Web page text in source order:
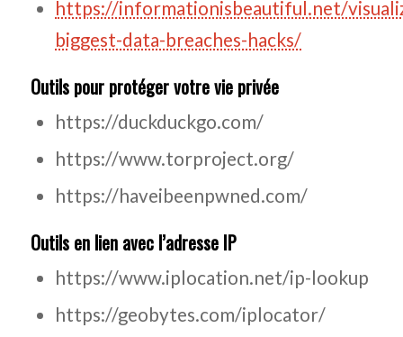
https://informationisbeautiful.net/
biggest-data-breaches-hacks/
Outils pour protéger votre vie privée
https://duckduckgo.com/
https://www.torproject.org/
https://haveibeenpwned.com/
Outils en lien avec l’adresse IP
https://www.iplocation.net/ip-lookup
https://geobytes.com/iplocator/